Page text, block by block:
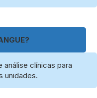
clínicas para
unidades.